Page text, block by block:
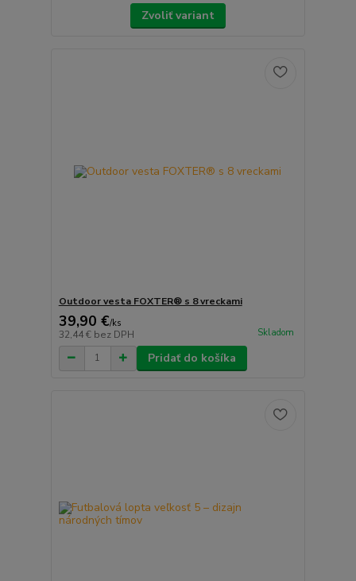
Zvoliť variant
Outdoor vesta FOXTER® s 8 vreckami
39,90 €/ks
32,44 € bez DPH Skladom
Pridať do košíka